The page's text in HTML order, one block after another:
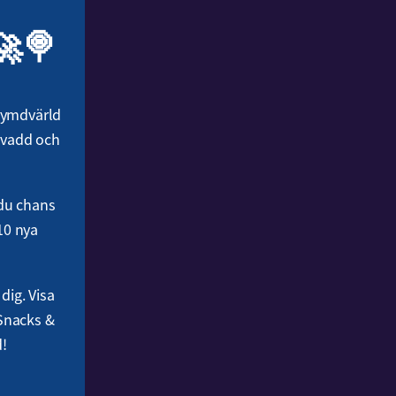
och
chans
nya
Visa
&